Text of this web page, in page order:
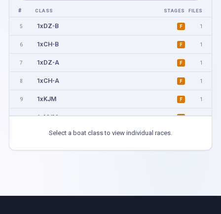
# CLASS STAGES FILES
5 1xDZ-B F 1
6 1xCH-B F 1
7 1xDZ-A F 1
8 1xCH-A F 1
9 1xKJM F 1
10 1xMJM F 1
1xKJSelect a boat class to view individual races.